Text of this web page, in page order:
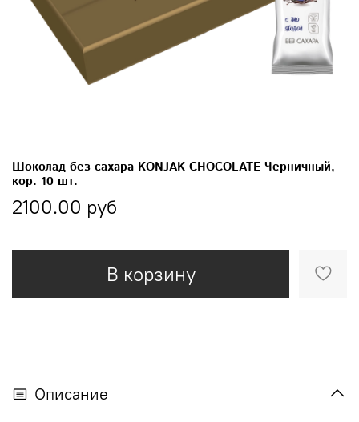
Шоколад без сахара KONJAK CHOCOLATE Черничный,
кор. 10 шт.
2100.00 руб
В корзину
Описание